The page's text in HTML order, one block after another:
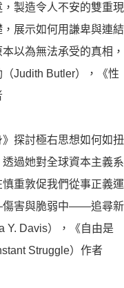
製造令人不安的雙重現
展示如何用謙卑與連結
以為無法承受的真相，
Judith Butler），《性
探討極右思想如何如扭
過她對全球資本主義系
重敦促我們從事正義運
傷害與脆弱中——追尋新
Davis），《自由是
Struggle）作者